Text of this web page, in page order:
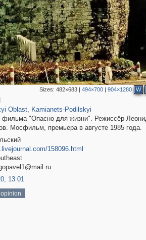
Sizes: 482×683| 494×700| 904×1280 W
Oblast, Kamianets-Podilskyi
фильма "Опасно для жизни". Режиссёр
Мосфильм, премьера в августе 1985 года.
158096.html
13:01